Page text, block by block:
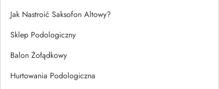
Jak Nastroić Saksofon Altowy?
Sklep Podologiczny
Balon Żołądkowy
Hurtowania Podologiczna